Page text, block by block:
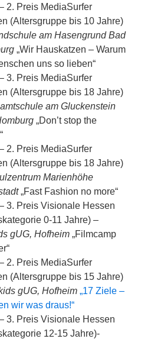
2. Preis MediaSurfer
(Altersgruppe bis 10 Jahre)
am Hasengrund Bad
„Wir Hauskatzen – Warum
uns so lieben“
3. Preis MediaSurfer
(Altersgruppe bis 18 Jahre)
am Gluckenstein
„Don’t stop the
2. Preis MediaSurfer
(Altersgruppe bis 18 Jahre)
Marienhöhe
„Fast Fashion no more“
3. Preis Visionale Hessen
0-11 Jahre) –
gUG, Hofheim „Filmcamp
2. Preis MediaSurfer
(Altersgruppe bis 15 Jahre)
gUG, Hofheim „17 Ziele –
wir was draus!“
3. Preis Visionale Hessen
12-15 Jahre)-